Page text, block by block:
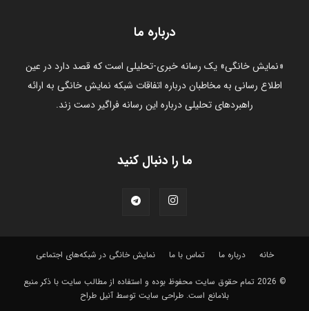
درباره ما
«نمایش خانگی» یک رسانه خبری-تحلیلی است که قصد دارد در عین
اطلاع رسانی به مخاطبان درباره اتفاقات شبکه نمایش خانگی به ارائه
راهبردهای تحلیلی درباره این رسانه فراگیر دست زند.
ما را دنبال کنید
خانه درباره ما تماس با ما نمایش خانگی در شبکه‌های اجتماعی
© 2026 تمام حقوق سایت محفوظ بوده و استفاده از مطالب سايت با ذکر منبع
بلامانع است. طراحی سایت توسط آنیل طراح